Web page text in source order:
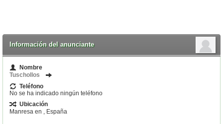
Información del anunciante
Nombre
Tuschollos
Teléfono
No se ha indicado ningún teléfono
Ubicación
Manresa en , España